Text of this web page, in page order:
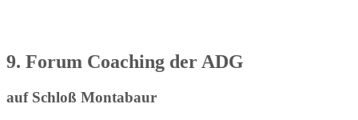
9. Forum Coaching der ADG
auf Schloß Montabaur